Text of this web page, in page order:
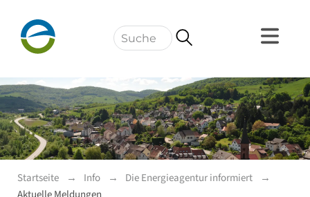
Navigation
Startseite Info
Die Energieagentur informiert